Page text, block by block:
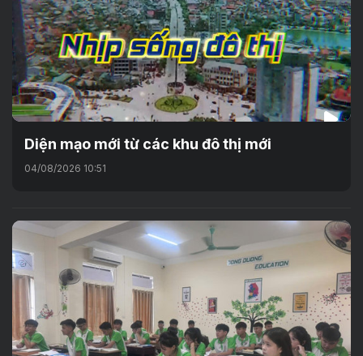
Diện mạo mới từ các khu đô thị mới
04/08/2026 10:51